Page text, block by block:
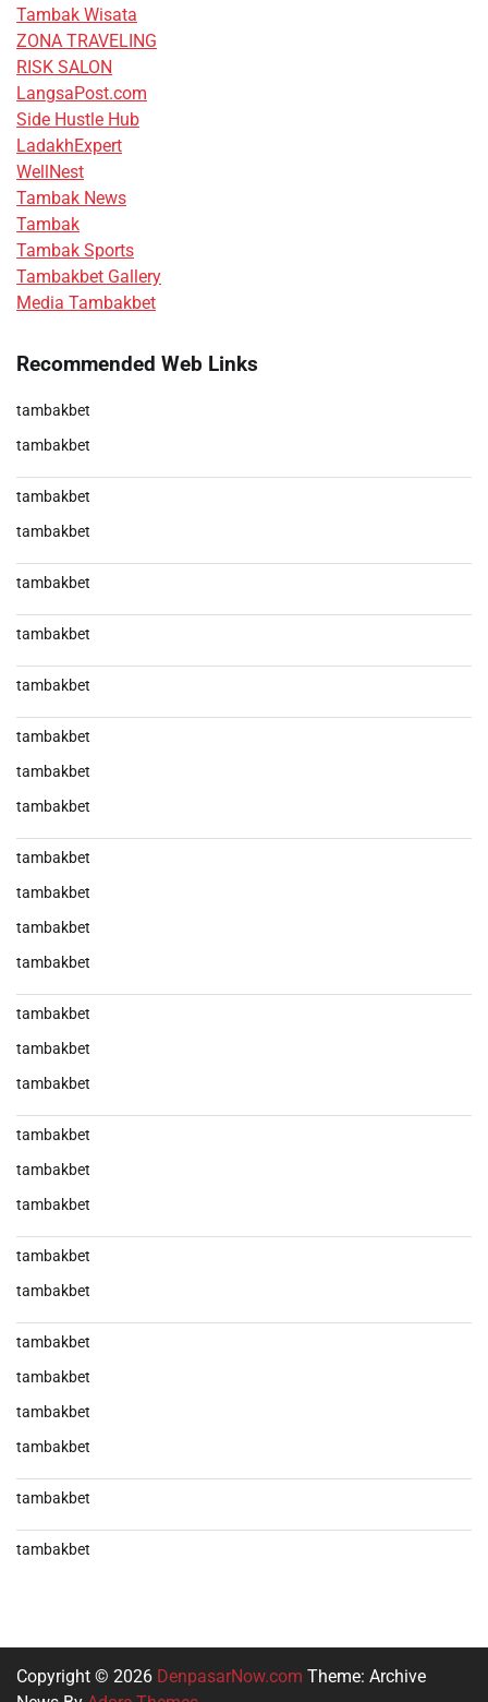
Tambak Wisata
ZONA TRAVELING
RISK SALON
LangsaPost.com
Side Hustle Hub
LadakhExpert
WellNest
Tambak News
Tambak
Tambak Sports
Tambakbet Gallery
Media Tambakbet
Recommended Web Links
tambakbet
tambakbet
tambakbet
tambakbet
tambakbet
tambakbet
tambakbet
tambakbet
tambakbet
tambakbet
tambakbet
tambakbet
tambakbet
tambakbet
tambakbet
tambakbet
tambakbet
tambakbet
tambakbet
tambakbet
tambakbet
tambakbet
tambakbet
tambakbet
tambakbet
tambakbet
tambakbet
tambakbet
Copyright © 2026 DenpasarNow.com Theme: Archive